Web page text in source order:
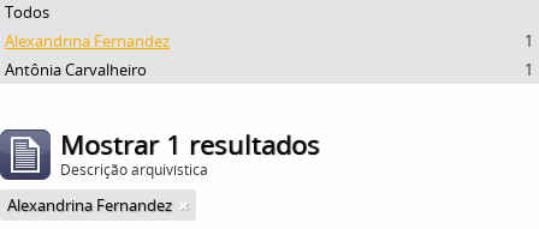
Todos
Alexandrina Fernandez
1
Antônia Carvalheiro
1
Mostrar 1 resultados
Descrição arquivística
Alexandrina Fernandez